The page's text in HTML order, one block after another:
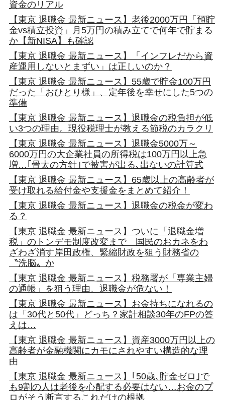
資金のリアル
【東京 退職金 最新ニュース】老後2000万円「預貯
金vs積立投資」月5万円の積み立てで何年で貯まる
か【新NISA】も確認
【東京 退職金 最新ニュース】「インフレだから資
産運用しないとまずい」は正しいのか？
【東京 退職金 最新ニュース】55歳で貯金100万円
だった「おひとり様」、定年後を幸せにした5つの
準備
【東京 退職金 最新ニュース】退職金の税負担が低
い3つの理由。現役税理士が教える節税のカラクリ
【東京 退職金 最新ニュース】退職金5000万～
6000万円の大企業社員の所得税は100万円以上急
増…｢骨太の方針｣で被害が出る､出ないの計算式
【東京 退職金 最新ニュース】65歳以上の高齢者が
受け取れる給付金や支援金をまとめて紹介！
【東京 退職金 最新ニュース】退職金の税金が変わ
る？
【東京 退職金 最新ニュース】ついに「退職金増
税」のトンデモ制度改変まで 国民のおカネをわ
ざわざ消す岸田政権、緊縮財政を狙う財務省の
〝洗脳〟か
【東京 退職金 最新ニュース】税務署が「専業主婦
の通帳」を狙う理由、退職金が危ない！
【東京 退職金 最新ニュース】お金持ちになれるの
は「30代と50代」どっち？家計相談30年のFPの答
えは…
【東京 退職金 最新ニュース】資産3000万円以上の
高齢者が金融機関にカモにされやすい構造的な理
由
【東京 退職金 最新ニュース】｢50歳､貯金ゼロ｣で
も9割の人は老後を心配する必要はない…お金のプ
ロがそう断言するこれだけの根拠